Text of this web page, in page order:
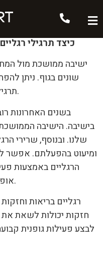
כיצד תרגילי
ישיבה ממושכת מול
שונים בגוף. ניתן
תרגילי רגליים ופעילות גופנית מאוזנת.
בשנים האחרונות
בישיבה. הישיבה
שלנו. ובנוסף, שרירי
ומיעוט בהפעלתם. אפשר
הרגליים באמצעות
אופניים, שחייה וכמובן תרגילי רגליים.
רגליים בריאות
חזקות יכולות לשאת
לבצע פעילות גופנית